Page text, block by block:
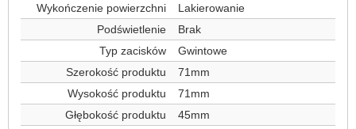
Wykończenie powierzchni
Lakierowanie
Podświetlenie
Brak
Typ zacisków
Gwintowe
Szerokość produktu
71mm
Wysokość produktu
71mm
Głębokość produktu
45mm